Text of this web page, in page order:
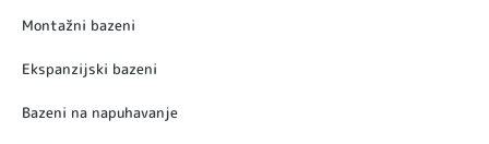
Montažni bazeni
Ekspanzijski bazeni
Bazeni na napuhavanje